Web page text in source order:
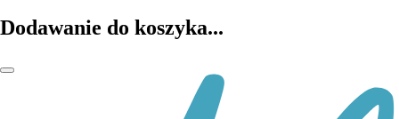
Dodawanie do koszyka...